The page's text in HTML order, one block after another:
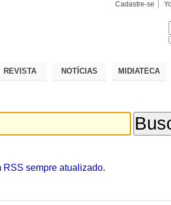
Cadastre-se
REVISTA NOTÍCIAS MIDIATECA
RSS sempre atualizado.